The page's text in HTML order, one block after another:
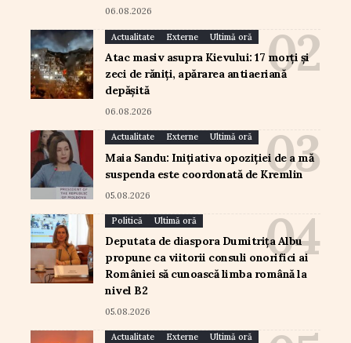
06.08.2026
Actualitate Externe Ultimă oră
Atac masiv asupra Kievului: 17 morți și
zeci de răniți, apărarea antiaeriană
depășită
06.08.2026
Actualitate Externe Ultimă oră
Maia Sandu: Inițiativa opoziției de a mă
suspenda este coordonată de Kremlin
05.08.2026
Politică Ultimă oră
Deputata de diaspora Dumitrița Albu
propune ca viitorii consuli onorifici ai
României să cunoască limba română la
nivel B2
05.08.2026
Actualitate Externe Ultimă oră